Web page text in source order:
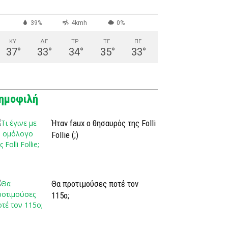
39% 4kmh 0%
ΚΥ
37°
ΔΕ
33°
ΤΡ
34°
ΤΕ
35°
ΠΕ
33°
Ήταν faux ο θησαυρός της Folli
Follie (;)
Θα προτιμούσες ποτέ τον
115ο;